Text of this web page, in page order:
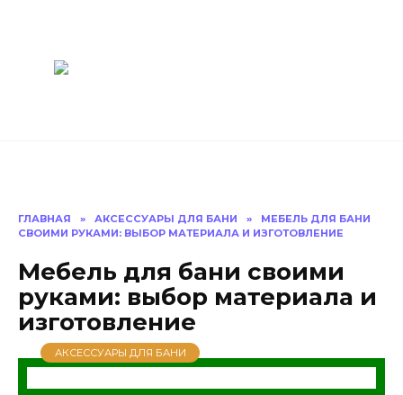
ГЛАВНАЯ » АКСЕССУАРЫ ДЛЯ БАНИ »
МЕБЕЛЬ ДЛЯ БАНИ
СВОИМИ РУКАМИ: ВЫБОР МАТЕРИАЛА И ИЗГОТОВЛЕНИЕ
Мебель для бани своими
руками: выбор материала и
изготовление
АКСЕССУАРЫ ДЛЯ БАНИ